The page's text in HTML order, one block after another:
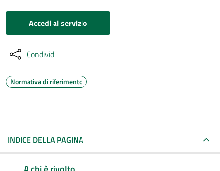
Accedi al servizio
Condividi
Normativa di riferimento
INDICE DELLA PAGINA